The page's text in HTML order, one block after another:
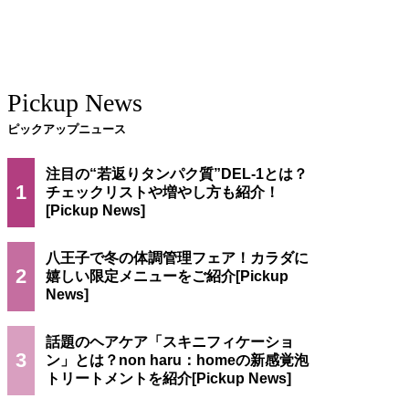
Pickup News
ピックアップニュース
1
注目の“若返りタンパク質”DEL-1とは？
チェックリストや増やし方も紹介！
2
八王子で冬の体調管理フェア！カラダに
嬉しい限定メニューをご紹介
3
話題のヘアケア「スキニフィケーショ
ン」とは？non haru：homeの新感覚泡
トリートメントを紹介